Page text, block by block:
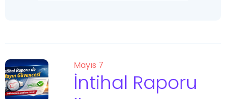
Mayıs 7
İntihal Raporu